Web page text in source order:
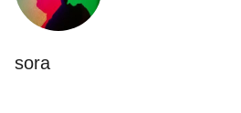
sora